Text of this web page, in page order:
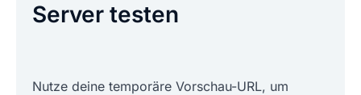
Server testen
Nutze deine temporäre Vorschau-URL, um